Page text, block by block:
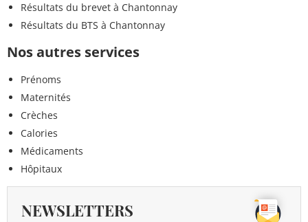
Résultats du brevet à Chantonnay
Résultats du BTS à Chantonnay
Nos autres services
Prénoms
Maternités
Crèches
Calories
Médicaments
Hôpitaux
NEWSLETTERS